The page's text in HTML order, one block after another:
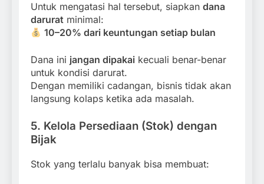
Untuk mengatasi hal tersebut, siapkan dana
darurat minimal:
10–20% dari keuntungan setiap bulan
Dana ini jangan dipakai kecuali benar-benar
untuk kondisi darurat.
Dengan memiliki cadangan, bisnis tidak akan
langsung kolaps ketika ada masalah.
5. Kelola Persediaan (Stok) dengan
Bijak
Stok yang terlalu banyak bisa membuat: